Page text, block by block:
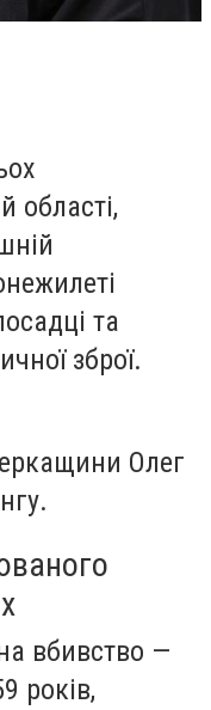
області,
та
зброї.
Олег
вбивство —
років,